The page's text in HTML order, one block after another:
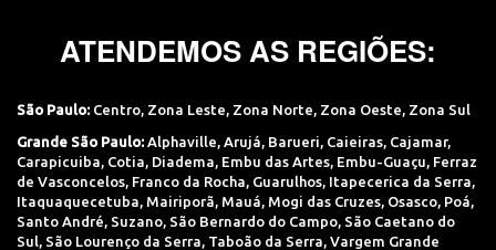
ATENDEMOS AS REGIÕES:
São Paulo: Centro, Zona Leste, Zona Norte, Zona Oeste, Zona Sul
Grande São Paulo: Alphaville Arujá Barueri Caieiras Cajamar,
Carapicuiba Cotia Diadema Embu das Artes Embu-Guaçu Ferraz
de Vasconcelos Franco da Rocha Guarulhos Itapecerica da Serra
Itaquaquecetuba Mairiporã Mauá Mogi das Cruzes Osasco Poá
Santo André Suzano São Bernardo do Campo São Caetano do
Sul São Lourenço da Serra Taboão da Serra Vargem Grande